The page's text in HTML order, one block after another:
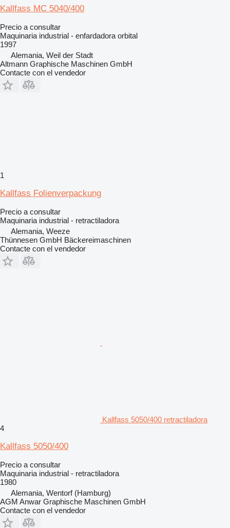
Kallfass MC 5040/400
Precio a consultar
Maquinaria industrial - enfardadora orbital
1997
Alemania, Weil der Stadt
Altmann Graphische Maschinen GmbH
Contacte con el vendedor
1
Kallfass Folienverpackung
Precio a consultar
Maquinaria industrial - retractiladora
Alemania, Weeze
Thünnesen GmbH Bäckereimaschinen
Contacte con el vendedor
Kallfass 5050/400 retractiladora
4
Kallfass 5050/400
Precio a consultar
Maquinaria industrial - retractiladora
1980
Alemania, Wentorf (Hamburg)
AGM Anwar Graphische Maschinen GmbH
Contacte con el vendedor